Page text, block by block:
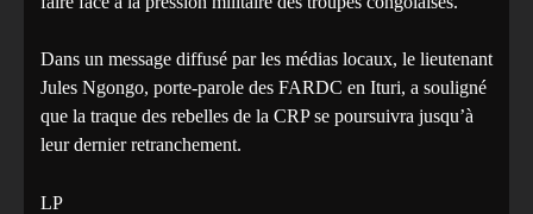
Dans un message diffusé par les médias locaux, le lieutenant
Jules Ngongo, porte-parole des FARDC en Ituri, a souligné
que la traque des rebelles de la CRP se poursuivra jusqu’à
leur dernier retranchement.
LP